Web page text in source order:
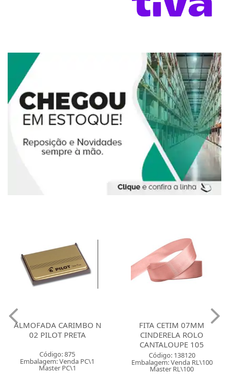
ALMOFADA CARIMBO N
02 PILOT PRETA
Código: 875
Embalagem: Venda PC\1
Master PC\1
FITA CETIM 07MM
CINDERELA ROLO
CANTALOUPE 105
Código: 138120
Embalagem: Venda RL\100
Master RL\100